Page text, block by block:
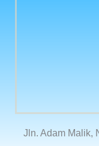
Jln. Adam Malik,